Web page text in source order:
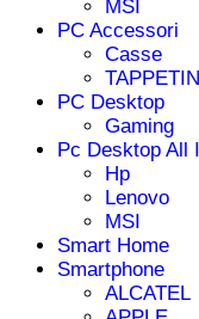
MSI
PC Accessori
Casse
PC Desktop
Gaming
Pc Desktop All
Hp
Lenovo
MSI
Smart Home
Smartphone
ALCATEL